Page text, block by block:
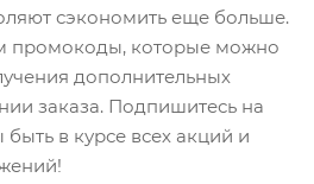
сэкономить еще больше.
промокоды, которые можно
дополнительных
заказа. Подпишитесь на
в курсе всех акций и